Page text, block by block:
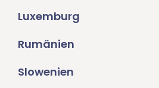
Luxemburg
Rumänien
Slowenien